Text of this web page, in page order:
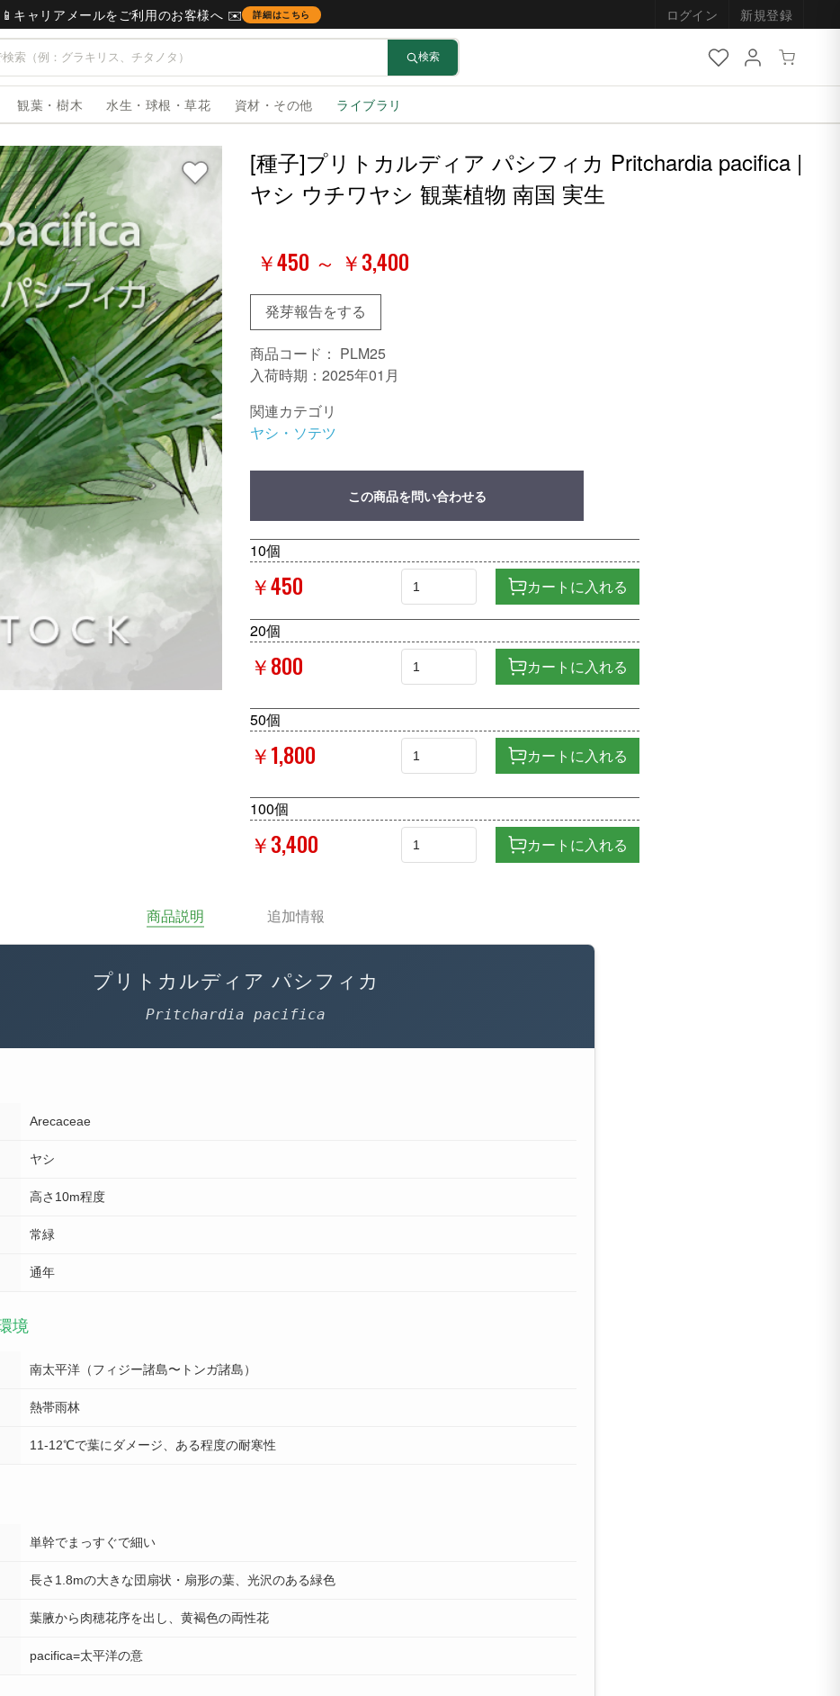
📱キャリアメールをご利用のお客様へ ✉️ 詳細はこちら ログイン 新規登録
検索
観葉・樹木 水生・球根・草花 資材・その他 ライブラリ
[種子]プリトカルディア パシフィカ Pritchardia pacifica |
ヤシ ウチワヤシ 観葉植物 南国 実生
￥450 ～ ￥3,400
発芽報告をする
商品コード： PLM25
入荷時期：2025年01月
関連カテゴリ
ヤシ・ソテツ
この商品を問い合わせる
10個
￥450 カートに入れる
20個
￥800 カートに入れる
50個
￥1,800 カートに入れる
100個
￥3,400 カートに入れる
商品説明 追加情報
プリトカルディア パシフィカ
Pritchardia pacifica
Arecaceae
ヤシ
高さ10m程度
常緑
通年
境
南太平洋（フィジー諸島〜トンガ諸島）
熱帯雨林
11-12℃で葉にダメージ、ある程度の耐寒性
単幹でまっすぐで細い
長さ1.8mの大きな団扇状・扇形の葉、光沢のある緑色
葉腋から肉穂花序を出し、黄褐色の両性花
pacifica=太平洋の意